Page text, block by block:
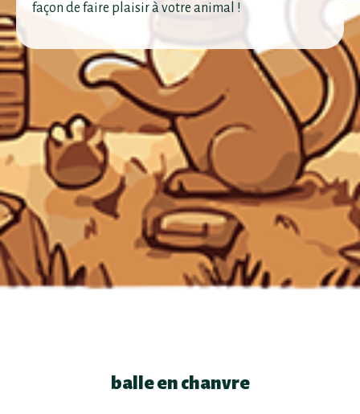
façon de faire plaisir à votre animal !
balle en chanvre